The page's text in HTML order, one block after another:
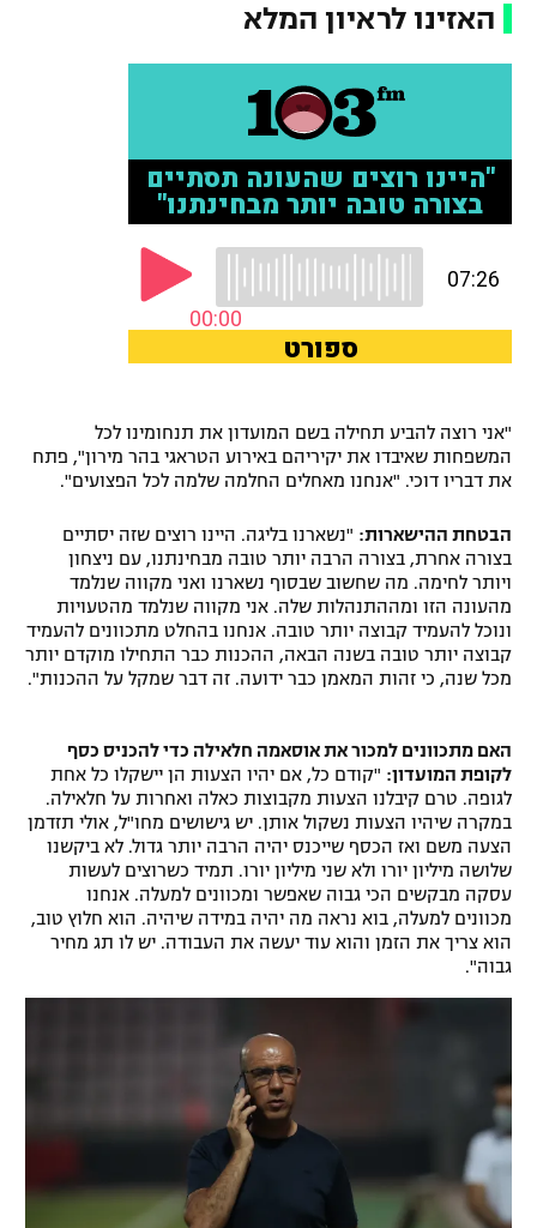
תקנון פעילות ספורט 1
רשיון להקרנה פומבית לבית עסק
לוח דרושים – ג'ובנט
אומנויות לחימה
גיימינג E-Sports
האזינו לראיון המלא
"אני רוצה להביע תחילה בשם המועדון את תנחומינו לכל
המשפחות שאיבדו את יקיריהם באירוע הטראגי בהר מירון", פתח
את דבריו דוכי. "אנחנו מאחלים החלמה שלמה לכל הפצועים".
הבטחת ההישארות: "נשארנו בליגה. היינו רוצים שזה יסתיים
בצורה אחרת, בצורה הרבה יותר טובה מבחינתנו, עם ניצחון
ויותר לחימה. מה שחשוב שבסוף נשארנו ואני מקווה שנלמד
מהעונה הזו ומההתנהלות שלה. אני מקווה שנלמד מהטעויות
ונוכל להעמיד קבוצה יותר טובה. אנחנו בהחלט מתכוונים להעמיד
קבוצה יותר טובה בשנה הבאה, ההכנות כבר התחילו מוקדם יותר
מכל שנה, כי זהות המאמן כבר ידועה. זה דבר שמקל על ההכנות".
האם מתכוונים למכור את אוסאמה חלאילה כדי להכניס כסף
לקופת המועדון: "קודם כל, אם יהיו הצעות הן יישקלו כל אחת
לגופה. טרם קיבלנו הצעות מקבוצות כאלה ואחרות על חלאילה.
במקרה שיהיו הצעות נשקול אותן. יש גישושים מחו"ל, אולי תזדמן
הצעה משם ואז הכסף שייכנס יהיה הרבה יותר גדול. לא ביקשנו
שלושה מיליון יורו ולא שני מיליון יורו. תמיד כשרוצים לעשות
עסקה מבקשים הכי גבוה שאפשר ומכוונים למעלה. אנחנו
מכוונים למעלה, בוא נראה מה יהיה במידה שיהיה. הוא חלוץ טוב,
הוא צריך את הזמן והוא עוד יעשה את העבודה. יש לו תג מחיר
גבוה".